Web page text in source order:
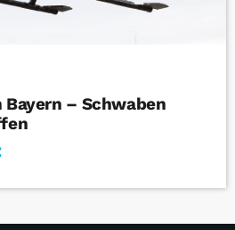
– Schwaben